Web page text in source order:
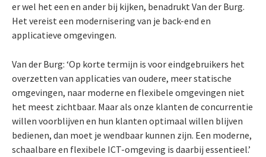
er wel het een en ander bij kijken, benadrukt Van der Burg.
Het vereist een modernisering van je back-end en
applicatieve omgevingen.
Van der Burg: ‘Op korte termijn is voor eindgebruikers het
overzetten van applicaties van oudere, meer statische
omgevingen, naar moderne en flexibele omgevingen niet
het meest zichtbaar. Maar als onze klanten de concurrentie
willen voorblijven en hun klanten optimaal willen blijven
bedienen, dan moet je wendbaar kunnen zijn. Een moderne,
schaalbare en flexibele ICT-omgeving is daarbij essentieel.’